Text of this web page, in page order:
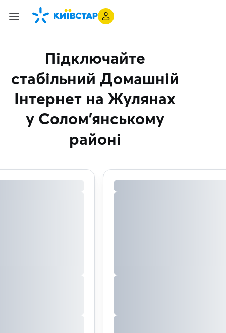
Підключайте
стабільний Домашній
Інтернет на Жулянах
у Солом'янському
районі